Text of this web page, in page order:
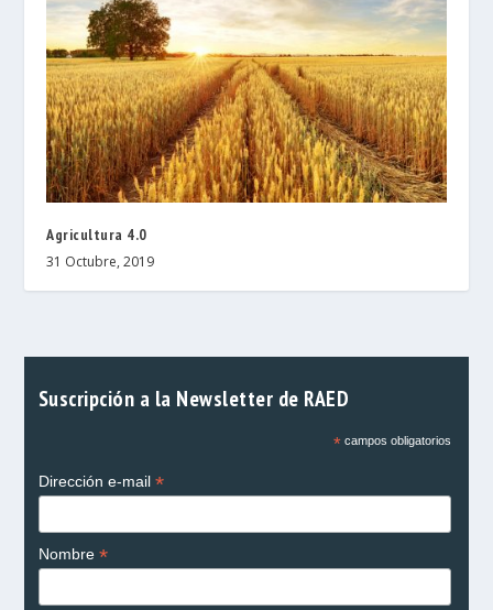
Agricultura 4.0
31 Octubre, 2019
Suscripción a la Newsletter de RAED
*campos obligatorios
Dirección e-mail *
Nombre *